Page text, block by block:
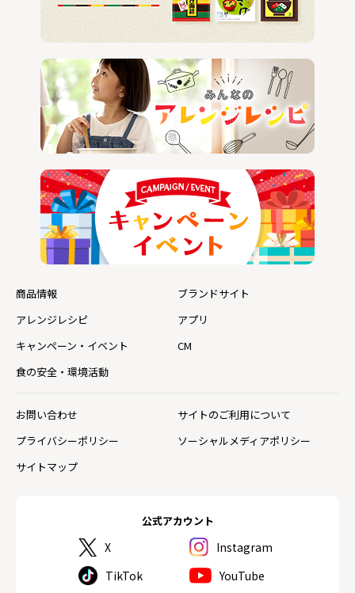
公式アカウント
X
Instagram
TikTok
YouTube
商品情報
ブランドサイト
アレンジレシピ
アプリ
キャンペーン・イベント
CM
食の安全・環境活動
お問い合わせ
サイトのご利用について
プライバシーポリシー
ソーシャルメディアポリシー
サイトマップ